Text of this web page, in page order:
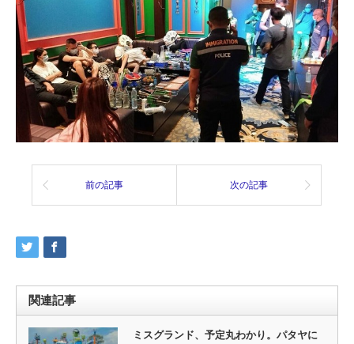
前の記事 次の記事
関連記事
ミスグランド、予定丸わかり。パタヤに